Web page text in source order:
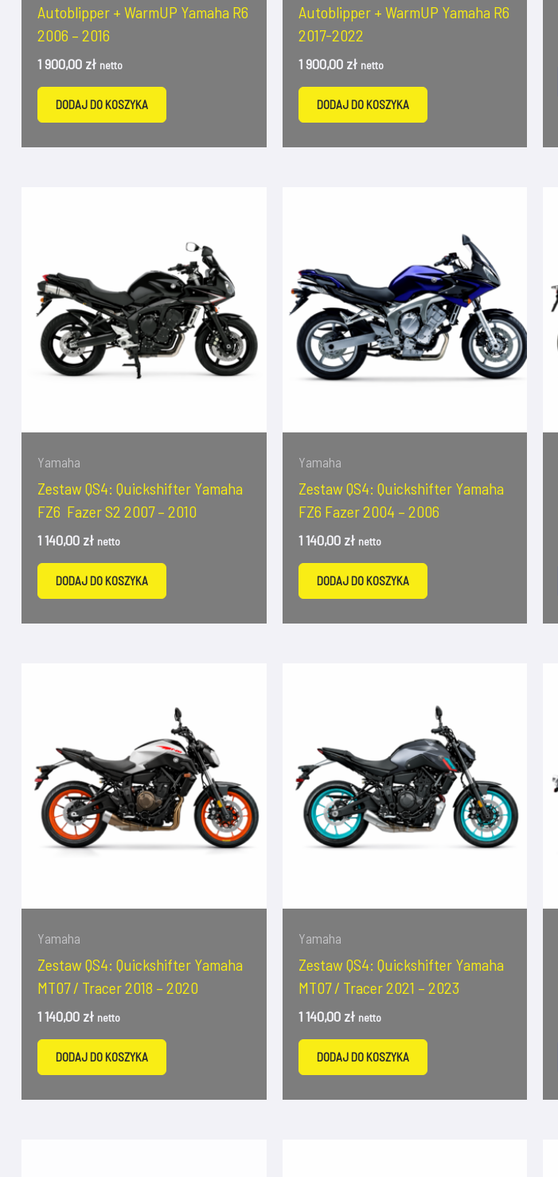
Autoblipper + WarmUP Yamaha R6
2006 – 2016
1 900,00 zł netto
DODAJ DO KOSZYKA
Autoblipper + WarmUP Yamaha R6
2017-2022
1 900,00 zł netto
DODAJ DO KOSZYKA
Yamaha
Zestaw QS4: Quickshifter Yamaha
FZ6 Fazer S2 2007 – 2010
1 140,00 zł netto
DODAJ DO KOSZYKA
Yamaha
Zestaw QS4: Quickshifter Yamaha
FZ6 Fazer 2004 – 2006
1 140,00 zł netto
DODAJ DO KOSZYKA
Yamaha
Zestaw QS4: Quickshifter Yamaha
MT07 / Tracer 2018 – 2020
1 140,00 zł netto
DODAJ DO KOSZYKA
Yamaha
Zestaw QS4: Quickshifter Yamaha
MT07 / Tracer 2021 – 2023
1 140,00 zł netto
DODAJ DO KOSZYKA